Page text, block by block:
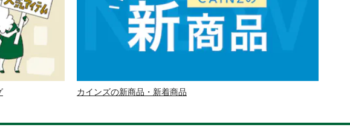
カインズの新商品・新着商品